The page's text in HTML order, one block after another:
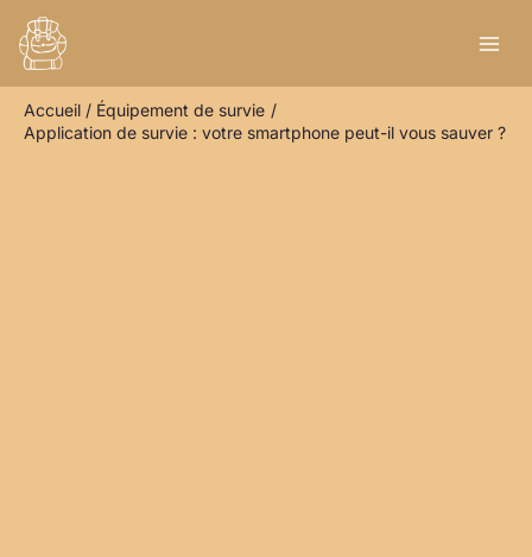
contenu
Accueil
Équipement de survie
Application de survie : votre smartphone peut-il vous sauver ?
e
h